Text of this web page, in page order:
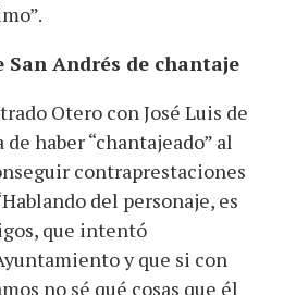
San Andrés de chantaje
Otero con José Luis de
haber “chantajeado” al
contraprestaciones
del personaje, es
que intentó
y que si con
no sé qué cosas que él